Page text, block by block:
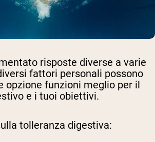
risposte diverse a varie
fattori personali possono
opzione funzioni meglio per il
e i tuoi obiettivi.
tolleranza digestiva: